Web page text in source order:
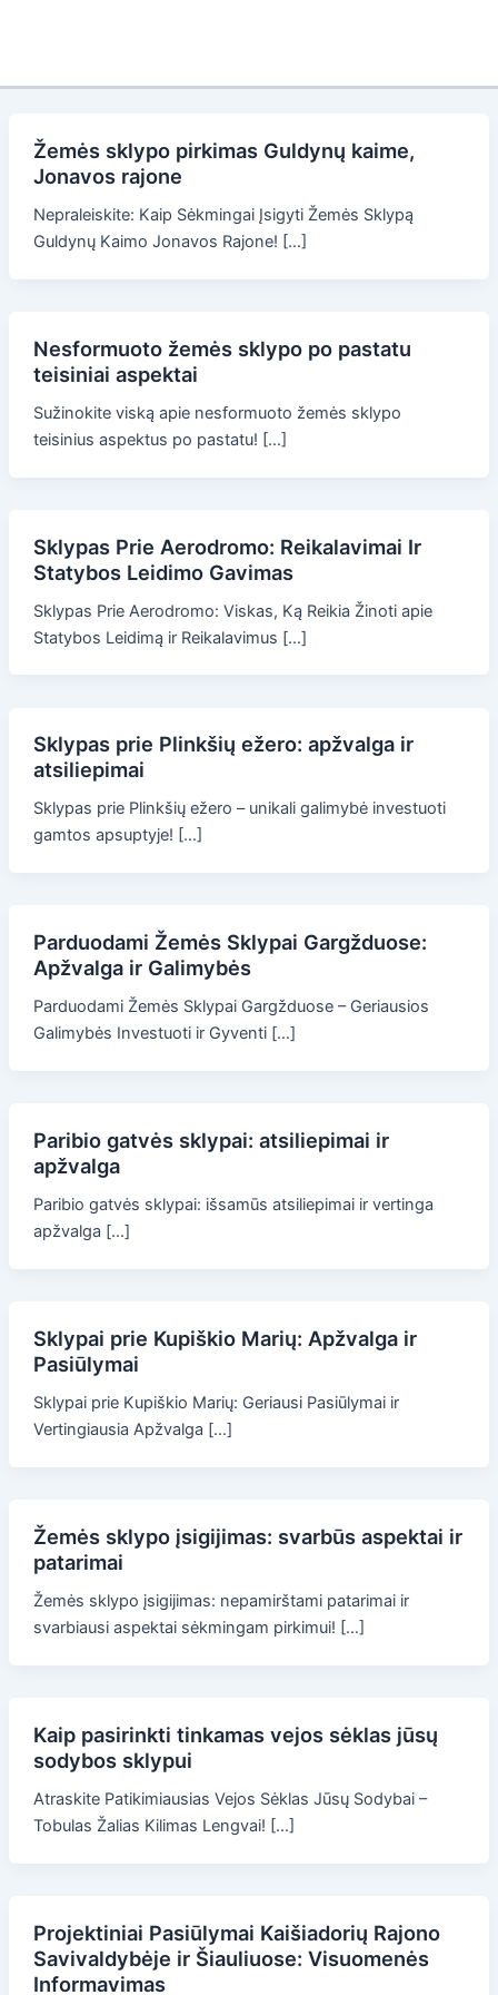
Žemės sklypo pirkimas Guldynų kaime,
Jonavos rajone
Nepraleiskite: Kaip Sėkmingai Įsigyti Žemės Sklypą
Guldynų Kaimo Jonavos Rajone! […]
Nesformuoto žemės sklypo po pastatu
teisiniai aspektai
Sužinokite viską apie nesformuoto žemės sklypo
teisinius aspektus po pastatu! […]
Sklypas Prie Aerodromo: Reikalavimai Ir
Statybos Leidimo Gavimas
Sklypas Prie Aerodromo: Viskas, Ką Reikia Žinoti apie
Statybos Leidimą ir Reikalavimus […]
Sklypas prie Plinkšių ežero: apžvalga ir
atsiliepimai
Sklypas prie Plinkšių ežero – unikali galimybė investuoti
gamtos apsuptyje! […]
Parduodami Žemės Sklypai Gargžduose:
Apžvalga ir Galimybės
Parduodami Žemės Sklypai Gargžduose – Geriausios
Galimybės Investuoti ir Gyventi […]
Paribio gatvės sklypai: atsiliepimai ir
apžvalga
Paribio gatvės sklypai: išsamūs atsiliepimai ir vertinga
apžvalga […]
Sklypai prie Kupiškio Marių: Apžvalga ir
Pasiūlymai
Sklypai prie Kupiškio Marių: Geriausi Pasiūlymai ir
Vertingiausia Apžvalga […]
Žemės sklypo įsigijimas: svarbūs aspektai ir
patarimai
Žemės sklypo įsigijimas: nepamirštami patarimai ir
svarbiausi aspektai sėkmingam pirkimui! […]
Kaip pasirinkti tinkamas vejos sėklas jūsų
sodybos sklypui
Atraskite Patikimiausias Vejos Sėklas Jūsų Sodybai –
Tobulas Žalias Kilimas Lengvai! […]
Projektiniai Pasiūlymai Kaišiadorių Rajono
Savivaldybėje ir Šiauliuose: Visuomenės
Informavimas